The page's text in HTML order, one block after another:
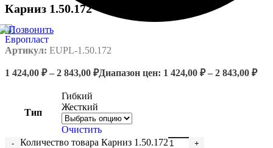
Карниз 1.50.172
Артикул: EUPL-1.50.172
1 424,00 ₽ – 2 843,00 ₽Диапазон цен: 1 424,00 ₽ – 2 843,00 ₽
Тип
Гибкий
Жесткий
Очистить
Количество товара Карниз 1.50.172